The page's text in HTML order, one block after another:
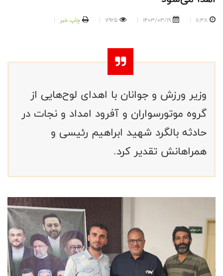
11:38
1403/03/19
7925 چاپ خبر
وزیر ورزش و جوانان با اهدای لوح‌هایی از
گروه موتورسواران و آفرود امداد و نجات در
حادثه بالگرد شهید ابراهیم رئیسی و
همراهانش تقدیر کرد.